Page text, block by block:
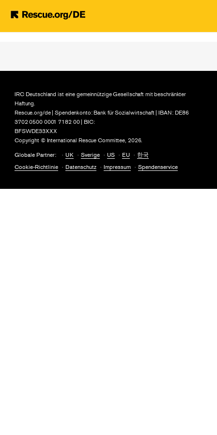
IRC Deutschland ist eine gemeinnützige Gesellschaft mit beschränkter
Haftung.
Rescue.org/de | Spendenkonto: Bank für Sozialwirtschaft | IBAN: DE86
3702 0500 0001 7182 00 | BIC:
BFSWDE33XXX
Copyright © International Rescue Committee, 2026.
Globale Partner: UK Sverige US EU
한국
Cookie-Richtlinie
Datenschutz Impressum Spendenservice